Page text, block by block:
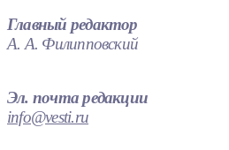
Главный редактор
А. А. Филипповский
Эл. почта редакции
info@vesti.ru